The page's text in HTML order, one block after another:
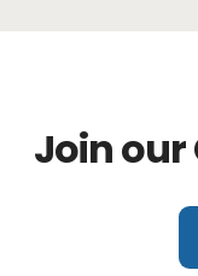
Join